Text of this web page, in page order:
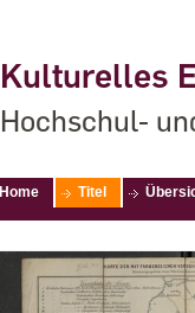
Kulturelles
Hochschul-
Home Titel